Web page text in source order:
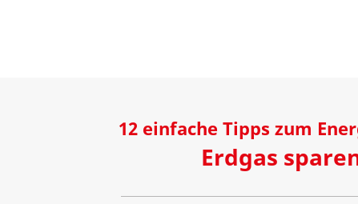
12 einfache Tipps zum
Erdgas